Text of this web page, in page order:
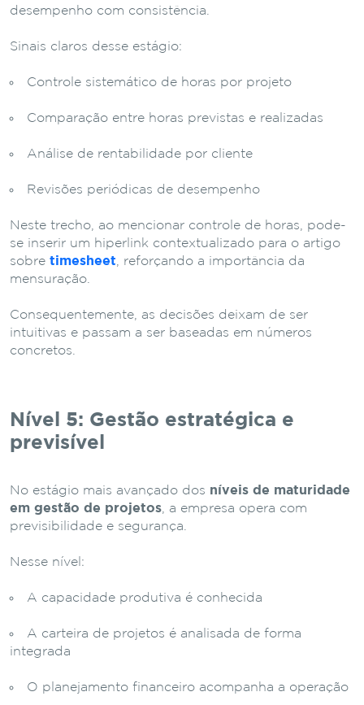
desempenho com consistência.
Sinais claros desse estágio:
Controle sistemático de horas por projeto
Comparação entre horas previstas e realizadas
Análise de rentabilidade por cliente
Revisões periódicas de desempenho
Neste trecho, ao mencionar controle de horas, pode-
se inserir um hiperlink contextualizado para o artigo
sobre timesheet , reforçando a importância da
mensuração.
Consequentemente, as decisões deixam de ser
intuitivas e passam a ser baseadas em números
concretos.
Nível 5: Gestão estratégica e
previsível
No estágio mais avançado dos níveis de maturidade
em gestão de projetos , a empresa opera com
previsibilidade e segurança.
Nesse nível:
A capacidade produtiva é conhecida
A carteira de projetos é analisada de forma
integrada
O planejamento financeiro acompanha a operação